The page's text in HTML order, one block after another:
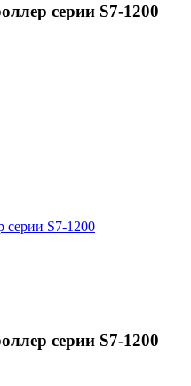
серии S7-1200
серии S7-1200